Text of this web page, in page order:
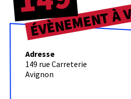
Adresse
149 rue Carreterie
Avignon
ÉVÈNEMENT À